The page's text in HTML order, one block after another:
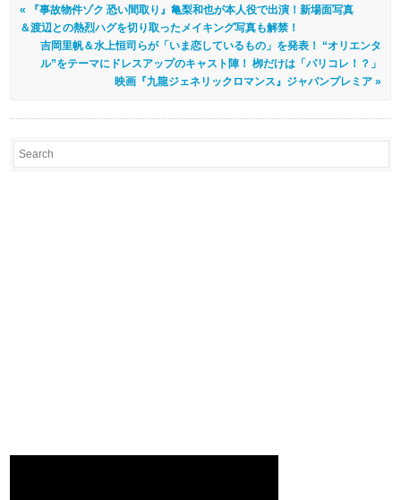
« 『事故物件ゾク 恐い間取り』亀梨和也が本人役で出演！新場面写真
＆渡辺との熱烈ハグを切り取ったメイキング写真も解禁！
吉岡里帆＆水上恒司らが「いま恋しているもの」を発表！ “オリエンタ
ル”をテーマにドレスアップのキャスト陣！ 栁だけは「パリコレ！？」
映画『九龍ジェネリックロマンス』ジャパンプレミア »